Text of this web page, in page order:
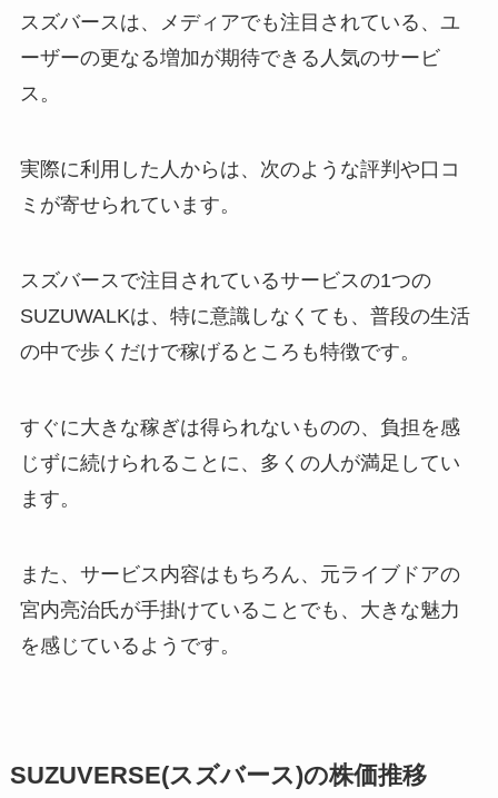
スズバースは、メディアでも注目されている、ユ
ーザーの更なる増加が期待できる人気のサービ
ス。
実際に利用した人からは、次のような評判や口コ
ミが寄せられています。
スズバースで注目されているサービスの1つの
SUZUWALKは、特に意識しなくても、普段の生活
の中で歩くだけで稼げるところも特徴です。
すぐに大きな稼ぎは得られないものの、負担を感
じずに続けられることに、多くの人が満足してい
ます。
また、サービス内容はもちろん、元ライブドアの
宮内亮治氏が手掛けていることでも、大きな魅力
を感じているようです。
SUZUVERSE(スズバース)の株価推移